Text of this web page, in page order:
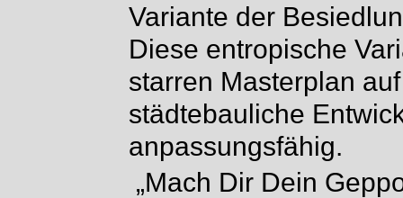
Variante der
Diese entropische
starren Masterplan
städtebauliche
anpassungsfähig.
„Mach Dir Dein